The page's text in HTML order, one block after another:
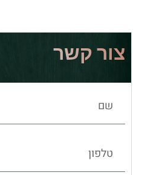
צור קשר